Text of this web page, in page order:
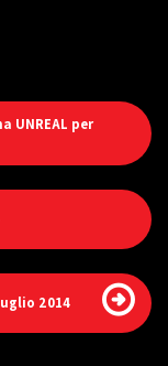
UNREAL per
2014